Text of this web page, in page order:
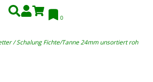
0
/ Schalung Fichte/Tanne 24mm unsortiert roh